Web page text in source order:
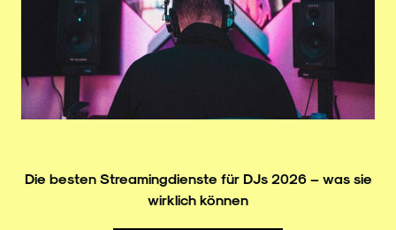
Die besten Streamingdienste für DJs 2026 – was sie
wirklich können